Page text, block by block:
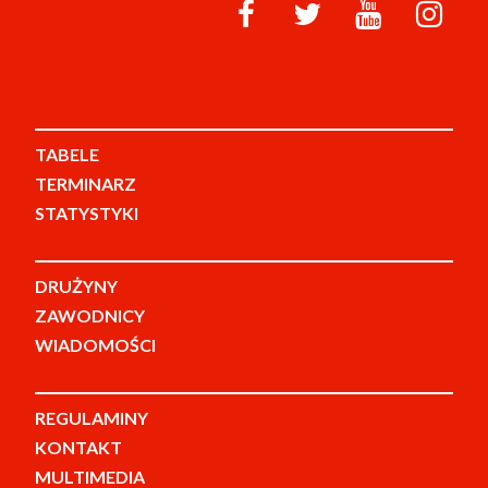
TABELE
TERMINARZ
STATYSTYKI
DRUŻYNY
ZAWODNICY
WIADOMOŚCI
REGULAMINY
KONTAKT
MULTIMEDIA